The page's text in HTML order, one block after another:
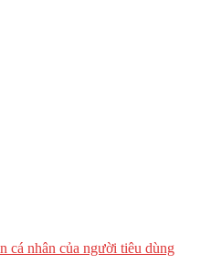
cá nhân của người tiêu dùng